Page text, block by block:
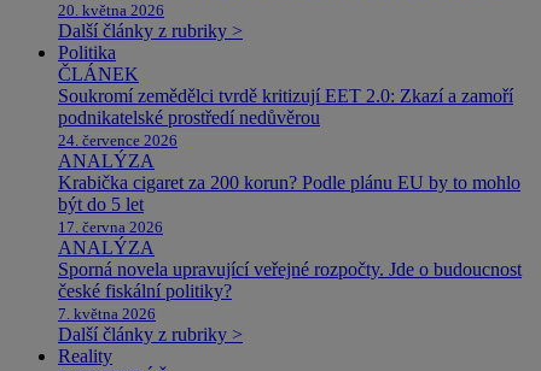
20. května 2026
Další články z rubriky >
Politika
ČLÁNEK
Soukromí zemědělci tvrdě kritizují EET 2.0: Zkazí a zamoří
podnikatelské prostředí nedůvěrou
24. července 2026
ANALÝZA
Krabička cigaret za 200 korun? Podle plánu EU by to mohlo
být do 5 let
17. června 2026
ANALÝZA
Sporná novela upravující veřejné rozpočty. Jde o budoucnost
české fiskální politiky?
7. května 2026
Další články z rubriky >
Reality